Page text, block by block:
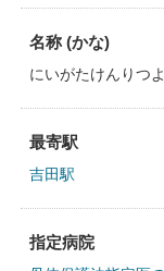
名称 (かな)
にいがたけんりつ
最寄駅
吉田駅
指定病院